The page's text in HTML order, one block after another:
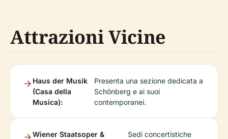
Attrazioni Vicine
Haus der Musik
(Casa della
Musica):
Presenta una sezione dedicata a
Schönberg e ai suoi
contemporanei.
Wiener Staatsoper &
Sedi concertistiche